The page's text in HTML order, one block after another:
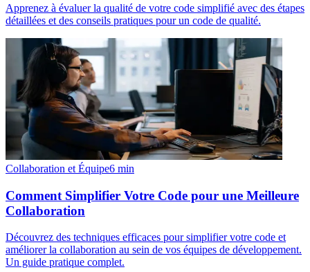
Apprenez à évaluer la qualité de votre code simplifié avec des étapes
détaillées et des conseils pratiques pour un code de qualité.
Collaboration et Équipe6 min
Comment Simplifier Votre Code pour une Meilleure
Collaboration
Découvrez des techniques efficaces pour simplifier votre code et
améliorer la collaboration au sein de vos équipes de développement.
Un guide pratique complet.